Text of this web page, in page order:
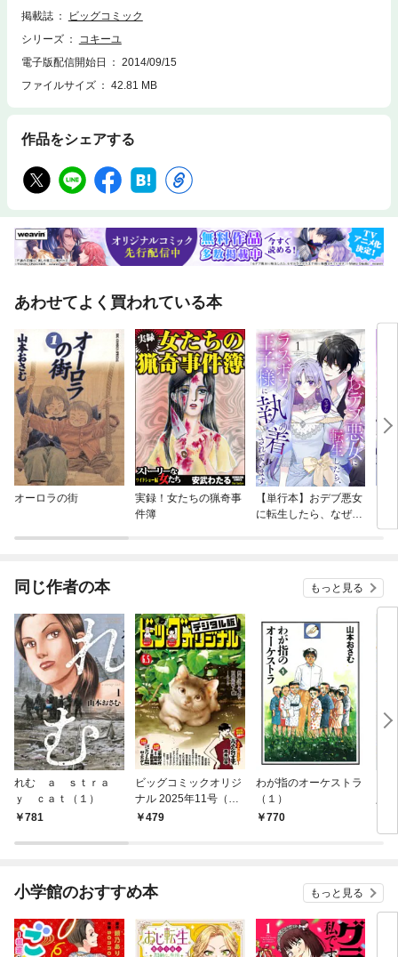
掲載誌
ビッグコミック
シリーズ
コキーユ
電子版配信開始日
2014/09/15
ファイルサイズ
42.81 MB
作品をシェアする
あわせてよく買われている本
オーロラの街
実録！女たちの猟奇事
件簿
【単行本】おデブ悪女
に転生したら、なぜか
同じ作者の本 もっと見る
れむ ａ ｓｔｒａ
ｙ ｃａｔ（１）
781
ビッグコミックオリジ
ナル 2025年11号（20
25年5月20日発売)
479
わが指のオーケストラ
（１）
770
小学館のおすすめ本 もっと見る